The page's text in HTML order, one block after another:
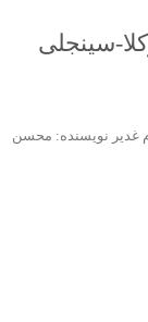
غدیر نویسنده: محسن